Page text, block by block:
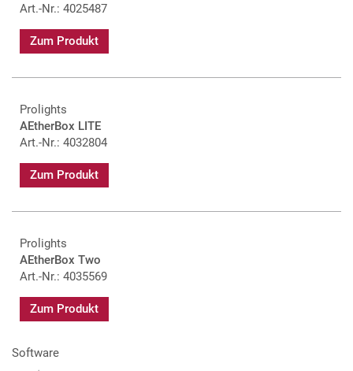
Art.-Nr.: 4025487
Zum Produkt
Prolights
AEtherBox LITE
Art.-Nr.: 4032804
Zum Produkt
Prolights
AEtherBox Two
Art.-Nr.: 4035569
Zum Produkt
Software